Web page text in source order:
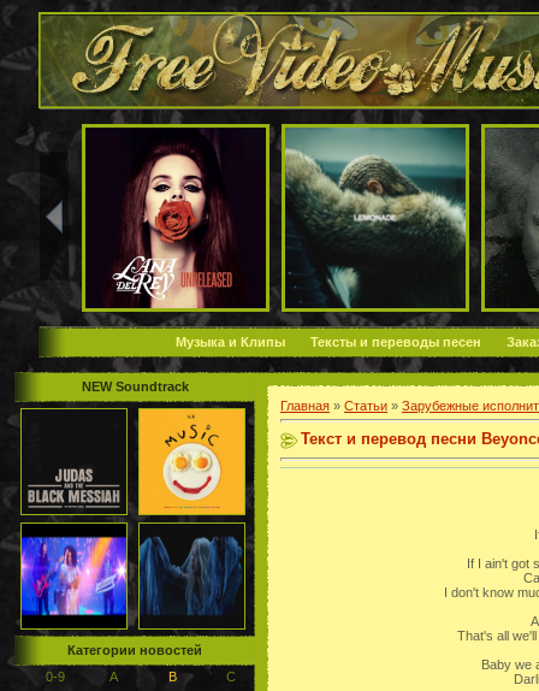
Музыка и Клипы Тексты и переводы песен
NEW Soundtrack
Категории новостей
0-9
A B
C
Главная » Статьи » Зарубежные
Текст и перевод песни
If I ain't got
I don't know
That's all
Baby we